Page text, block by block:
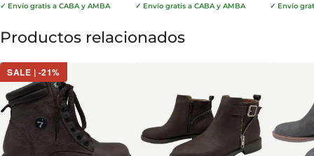
✓ Envío gratis a CABA y AMBA ✓ Envío gratis a CABA y AMBA ✓ Envío
Productos relacionados
SALE | -21%